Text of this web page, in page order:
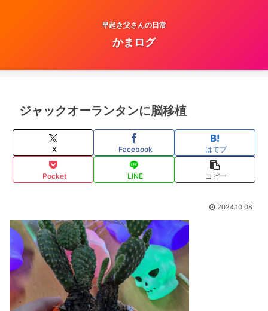
早起き父さんの日常
かまログ
ジャックオーランタンに脳移植
X Facebook はてブ
Pocket LINE コピー
2024.10.08